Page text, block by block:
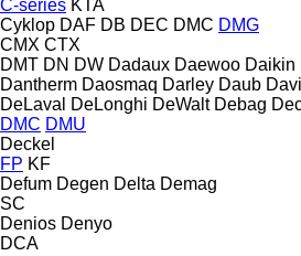
C-series KTA
Cyklop DAF DB DEC DMC DMG
CMX CTX
DMT DN DW Dadaux Daewoo Daikin
Dantherm Daosmaq Darley Daub Davi
DeLaval
DeLonghi DeWalt Debag
DMC DMU
Deckel
FP KF
Defum Degen Delta Demag
SC
Denios Denyo
DCA